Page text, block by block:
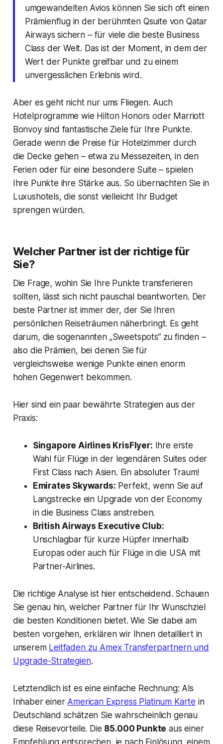
umgewandelten Avios können Sie sich oft einen
Prämienflug in der berühmten Qsuite von Qatar
Airways sichern – für viele die beste Business
Class der Welt. Das ist der Moment, in dem der
Wert der Punkte greifbar und zu einem
unvergesslichen Erlebnis wird.
Aber es geht nicht nur ums Fliegen. Auch
Hotelprogramme wie Hilton Honors oder Marriott
Bonvoy sind fantastische Ziele für Ihre Punkte.
Gerade wenn die Preise für Hotelzimmer durch
die Decke gehen – etwa zu Messezeiten, in den
Ferien oder für eine besondere Suite – spielen
Ihre Punkte ihre Stärke aus. So übernachten Sie in
Luxushotels, die sonst vielleicht Ihr Budget
sprengen würden.
Welcher Partner ist der richtige für
Sie?
Die Frage, wohin Sie Ihre Punkte transferieren
sollten, lässt sich nicht pauschal beantworten. Der
beste Partner ist immer der, der Sie Ihren
persönlichen Reiseträumen näherbringt. Es geht
darum, die sogenannten „Sweetspots“ zu finden –
also die Prämien, bei denen Sie für
vergleichsweise wenige Punkte einen enorm
hohen Gegenwert bekommen.
Hier sind ein paar bewährte Strategien aus der
Praxis:
Singapore Airlines KrisFlyer: Ihre erste
Wahl für Flüge in der legendären Suites oder
First Class nach Asien. Ein absoluter Traum!
Emirates Skywards: Perfekt, wenn Sie auf
Langstrecke ein Upgrade von der Economy
in die Business Class anstreben.
British Airways Executive Club:
Unschlagbar für kurze Hüpfer innerhalb
Europas oder auch für Flüge in die USA mit
Partner-Airlines.
Die richtige Analyse ist hier entscheidend. Schauen
Sie genau hin, welcher Partner für Ihr Wunschziel
die besten Konditionen bietet. Wie Sie dabei am
besten vorgehen, erklären wir Ihnen detailliert in
unserem Leitfaden zu Amex Transferpartnern und
Upgrade-Strategien.
Letztendlich ist es eine einfache Rechnung: Als
Inhaber einer American Express Platinum Karte in
Deutschland schätzen Sie wahrscheinlich genau
diese Reisevorteile. Die 85.000 Punkte aus einer
Empfehlung entsprechen, je nach Einlösung, einem